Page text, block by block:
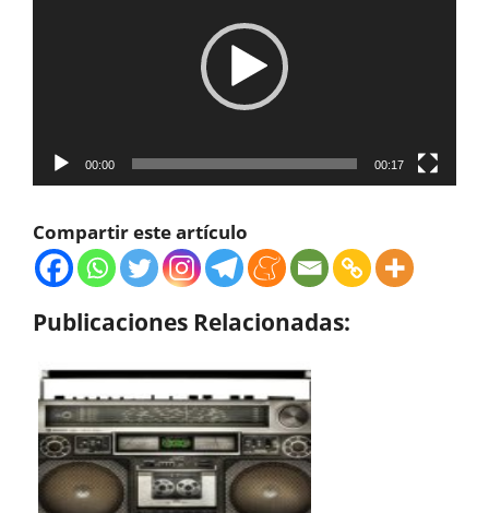
00:00 00:17
Compartir este artículo
Publicaciones Relacionadas: